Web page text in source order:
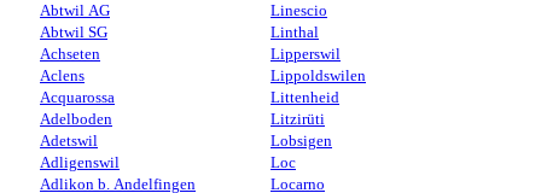
Abtwil AG
Abtwil SG
Achseten
Aclens
Acquarossa
Adelboden
Adetswil
Adligenswil
Adlikon b. Andelfingen
Linescio
Linthal
Lipperswil
Lippoldswilen
Littenheid
Litzirüti
Lobsigen
Loc
Locarno